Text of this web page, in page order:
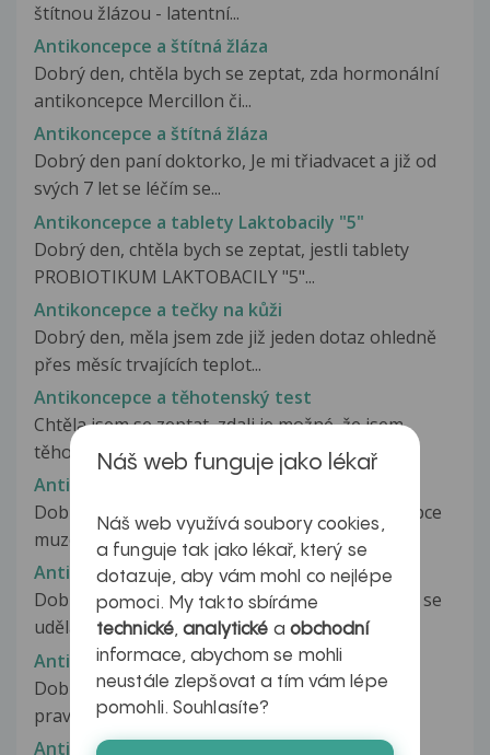
štítnou žlázou - latentní...
Antikoncepce a štítná žláza
Dobrý den, chtěla bych se zeptat, zda hormonální
antikoncepce Mercillon či...
Antikoncepce a štítná žláza
Dobrý den paní doktorko, Je mi třiadvacet a již od
svých 7 let se léčím se...
Antikoncepce a tablety Laktobacily "5"
Dobrý den, chtěla bych se zeptat, jestli tablety
PROBIOTIKUM LAKTOBACILY "5"...
Antikoncepce a tečky na kůži
Dobrý den, měla jsem zde již jeden dotaz ohledně
přes měsíc trvajících teplot...
Antikoncepce a těhotenský test
Chtěla jsem se zeptat, zdali je možné, že jsem
těhotná. Užívám antikoncepci...
Antikoncepce a těhotenský test
Dobry den! Chtela jsem se optat zda antikoncepce
muze mit vliv na vysledek tehotenskeho...
Antikoncepce a těhotenský test
Dobrý den, beru antikon. Tri regol. Chtěla bych se
udělat pro jistotu těhoten....
Antikoncepce a těhotenství
Dobrý den, již 3 měsíc beru antikoncepci katya
pravidelně, 7 dní od pauzy jsem...
Antikoncepce a těhotenství
Náš web funguje jako lékař
Náš web využívá soubory cookies,
a funguje tak jako lékař, který se
dotazuje, aby vám mohl co nejlépe
pomoci. My takto sbíráme
technické,analytické a obchodní
informace, abychom se mohli
neustále zlepšovat a tím vám lépe
pomohli. Souhlasíte?